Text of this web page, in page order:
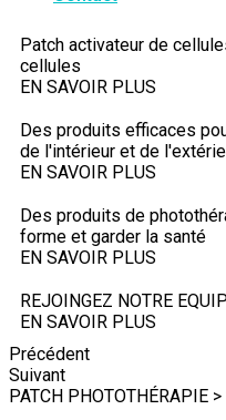
Patch activateur de
cellules
EN SAVOIR PLUS
Des produits efficaces
de l'intérieur et de
EN SAVOIR PLUS
Des produits de
forme et garder la santé
EN SAVOIR PLUS
REJOINGEZ NOTRE
EN SAVOIR PLUS
Précédent
Suivant
PATCH PHOTOTHÉRAPIE >